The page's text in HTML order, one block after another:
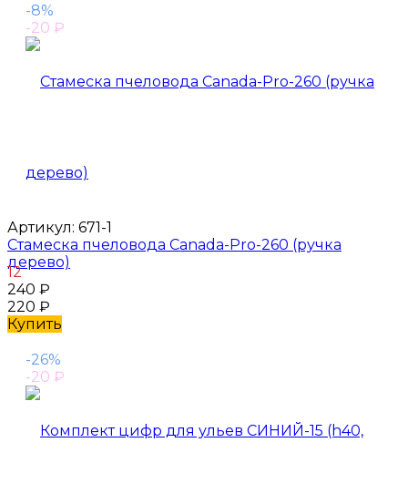
-8%
-20 ₽
Артикул: 671-1
Стамеска пчеловода Canada-Pro-260 (ручка
дерево)
12
240 ₽
220 ₽
Купить
-26%
-20 ₽